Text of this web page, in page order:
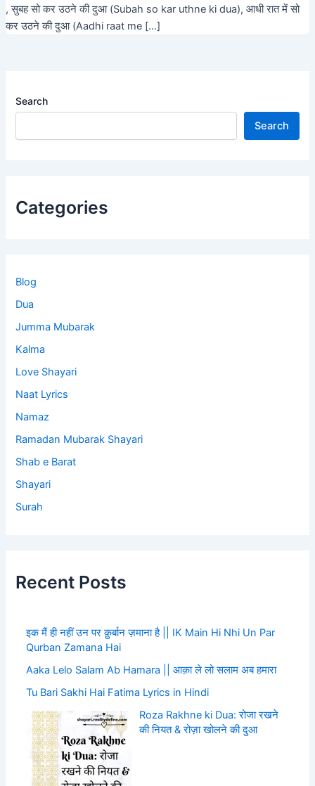
, सुबह सो कर उठने की दुआ (Subah so kar uthne ki dua), आधी रात में सो
कर उठने की दुआ (Aadhi raat me […]
Search
Search
Categories
Blog
Dua
Jumma Mubarak
Kalma
Love Shayari
Naat Lyrics
Namaz
Ramadan Mubarak Shayari
Shab e Barat
Shayari
Surah
Recent Posts
इक मैं ही नहीं उन पर क़ुर्बान ज़माना है || IK Main Hi Nhi Un Par
Qurban Zamana Hai
Aaka Lelo Salam Ab Hamara || आक़ा ले लो सलाम अब हमारा
Tu Bari Sakhi Hai Fatima Lyrics in Hindi
Roza Rakhne ki Dua: रोजा रखने
की नियत & रोज़ा खोलने की दुआ